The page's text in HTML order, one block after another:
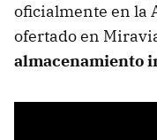
oficialmente en la
ofertado en
almacenamiento